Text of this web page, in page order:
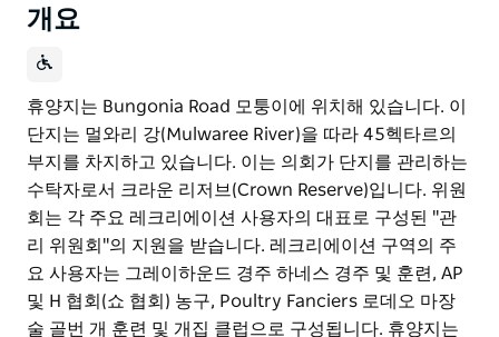
개요
휴양지는 Bungonia Road 모퉁이에 위치해 있습니다. 이
단지는 멀와리 강(Mulwaree River)을 따라 45헥타르의
부지를 차지하고 있습니다. 이는 의회가 단지를 관리하는
수탁자로서 크라운 리저브(Crown Reserve)입니다. 위원
회는 각 주요 레크리에이션 사용자의 대표로 구성된 "관
리 위원회"의 지원을 받습니다. 레크리에이션 구역의 주
요 사용자는 그레이하운드 경주 하네스 경주 및 훈련, AP
및 H 협회(쇼 협회) 농구, Poultry Fanciers 로데오 마장
술 골번 개 훈련 및 개집 클럽으로 구성됩니다. 휴양지는